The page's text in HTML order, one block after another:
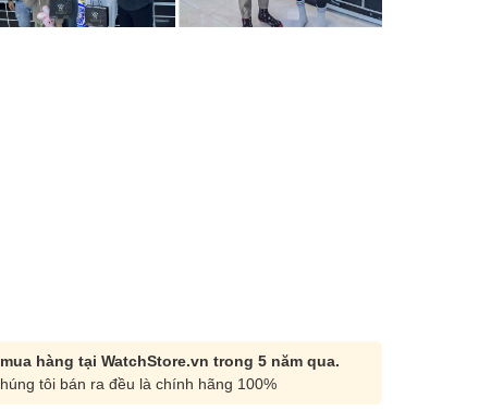
hàng tại WatchStore.vn trong 5 năm qua.
tôi bán ra đều là chính hãng 100%